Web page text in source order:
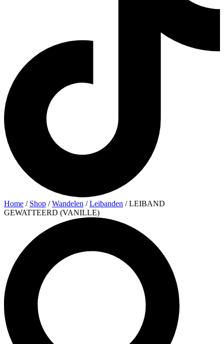
Home / Shop /Wandelen /Leibanden / LEIBAND
GEWATTEERD (VANILLE)